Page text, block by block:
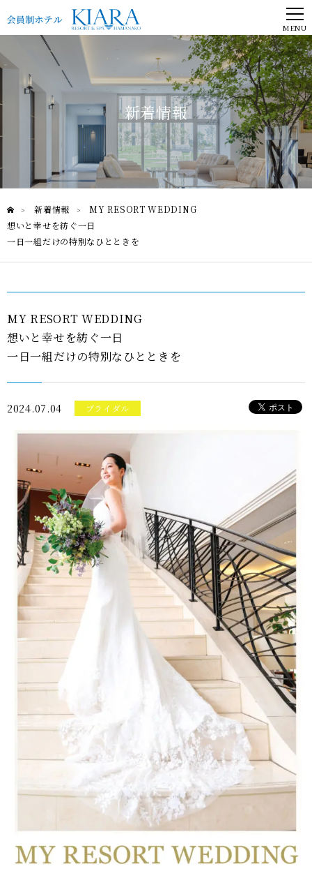
MENU
新着情報
> 新着情報 >
MY RESORT WEDDING
想いと幸せを紡ぐ一日
一日一組だけの特別なひとときを
MY RESORT WEDDING
想いと幸せを紡ぐ一日
一日一組だけの特別なひとときを
2024.07.04 ブライダル